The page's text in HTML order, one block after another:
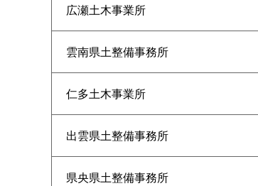
広瀬土木事業所
雲南県土整備事務所
仁多土木事業所
出雲県土整備事務所
県央県土整備事務所